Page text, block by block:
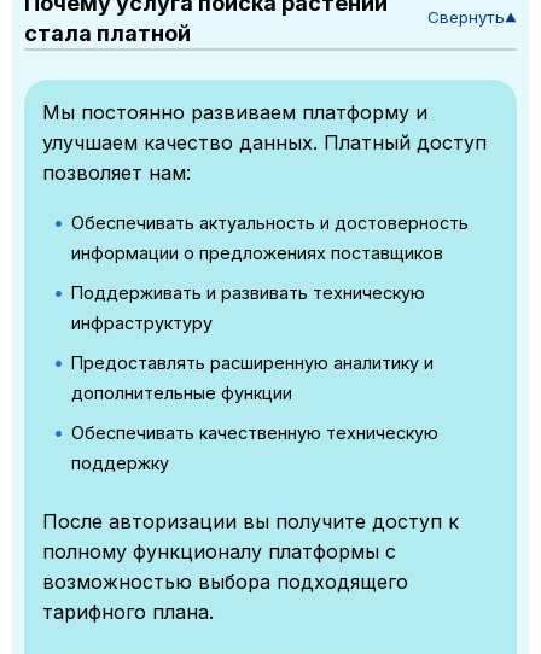
стала платной
Свернуть▼
Мы постоянно развиваем платформу и
улучшаем качество данных. Платный доступ
позволяет нам:
Обеспечивать актуальность и достоверность
информации о предложениях поставщиков
Поддерживать и развивать техническую
инфраструктуру
Предоставлять расширенную аналитику и
дополнительные функции
Обеспечивать качественную техническую
поддержку
После авторизации вы получите доступ к
полному функционалу платформы с
возможностью выбора подходящего
тарифного плана.